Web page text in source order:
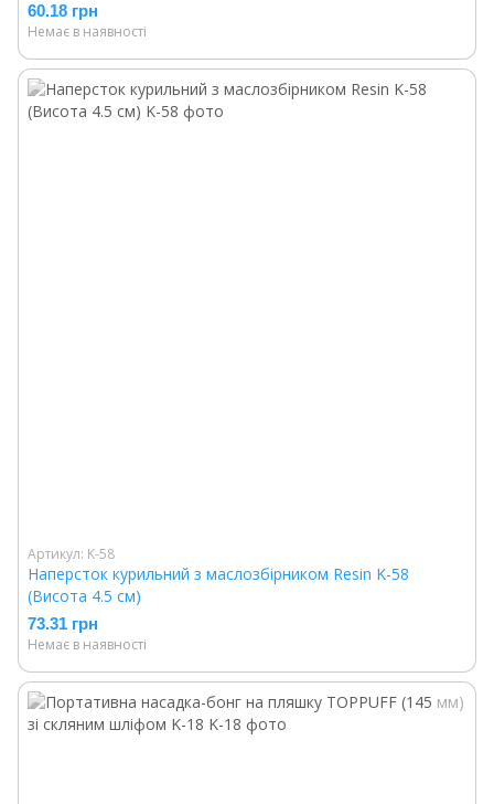
60.18 грн
Немає в наявності
Артикул: K-58
Наперсток курильний з маслозбірником Resin K-58
(Висота 4.5 см)
73.31 грн
Немає в наявності